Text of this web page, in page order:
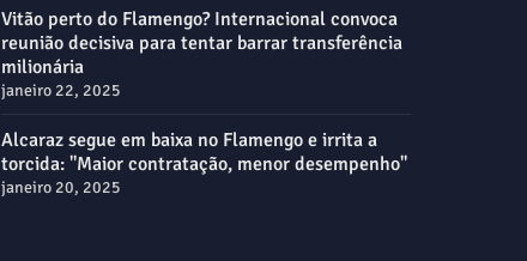
Vitão perto do Flamengo? Internacional convoca
reunião decisiva para tentar barrar transferência
milionária
janeiro 22, 2025
Alcaraz segue em baixa no Flamengo e irrita a
torcida: "Maior contratação, menor desempenho"
janeiro 20, 2025